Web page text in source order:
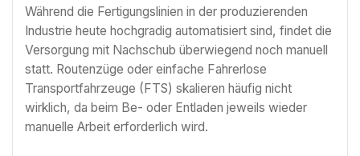
Während die Fertigungslinien in der produzierenden
Industrie heute hochgradig automatisiert sind, findet die
Versorgung mit Nachschub überwiegend noch manuell
statt. Routenzüge oder einfache Fahrerlose
Transportfahrzeuge (FTS) skalieren häufig nicht
wirklich, da beim Be- oder Entladen jeweils wieder
manuelle Arbeit erforderlich wird.